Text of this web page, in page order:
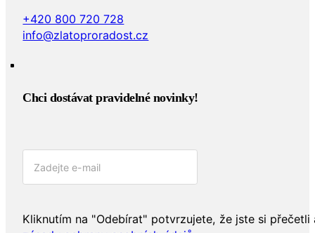
+420 800 720 728
info@zlatoproradost.cz
Chci dostávat pravidelné novinky!​
Kliknutím na "Odebírat" potvrzujete, že jste si přečetli